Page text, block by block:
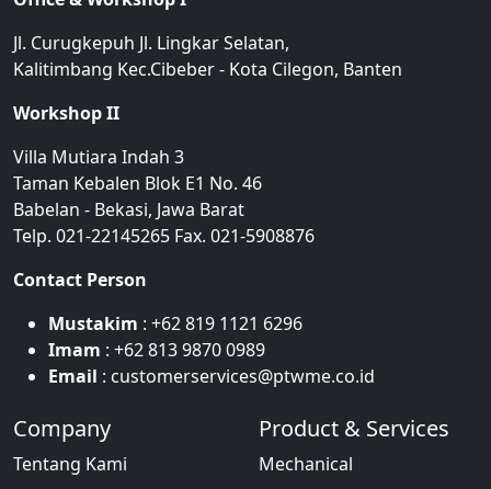
Jl. Curugkepuh Jl. Lingkar Selatan,
Kalitimbang Kec.Cibeber - Kota Cilegon, Banten
Workshop II
Villa Mutiara Indah 3
Taman Kebalen Blok E1 No. 46
Babelan - Bekasi, Jawa Barat
Telp. 021-22145265 Fax. 021-5908876
Contact Person
Mustakim : +62 819 1121 6296
Imam : +62 813 9870 0989
Email : customerservices@ptwme.co.id
Company
Tentang Kami
Product & Services
Mechanical